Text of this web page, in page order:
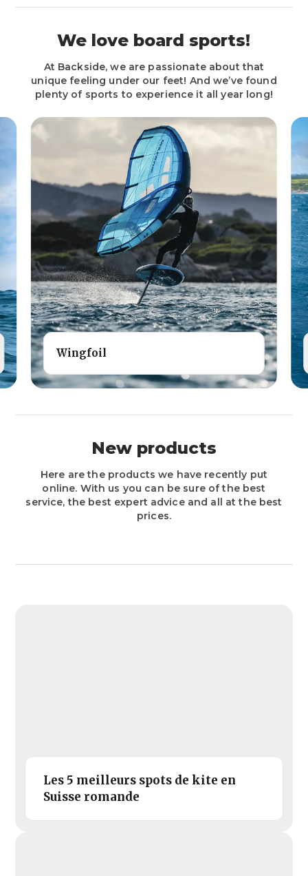
We love board sports!
At Backside, we are passionate about that
unique feeling under our feet! And we’ve found
plenty of sports to experience it all year long!
Wingfoil
New products
Here are the products we have recently put
online. With us you can be sure of the best
service, the best expert advice and all at the best
prices.
Les 5 meilleurs spots de kite en
Suisse romande